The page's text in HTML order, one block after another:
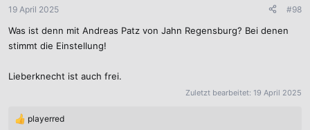
n
n
:
19 April 2025 #98
Was ist denn mit Andreas Patz von Jahn Regensburg? Bei denen
stimmt die Einstellung!
Lieberknecht ist auch frei.
Zuletzt bearbeitet: 19 April 2025
R
playerred